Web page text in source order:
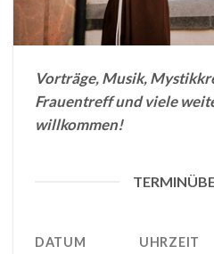
Vorträge, Musik,
Frauentreff und viele
willkommen!
DATUM UHRZEIT